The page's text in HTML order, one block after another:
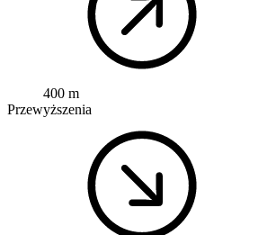
400 m
Przewyższenia